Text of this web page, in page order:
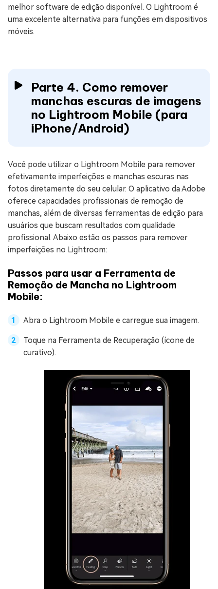
melhor software de edição disponível. O Lightroom é
uma excelente alternativa para funções em dispositivos
móveis.
Parte 4. Como remover
manchas escuras de imagens
no Lightroom Mobile (para
iPhone/Android)
Você pode utilizar o Lightroom Mobile para remover
efetivamente imperfeições e manchas escuras nas
fotos diretamente do seu celular. O aplicativo da Adobe
oferece capacidades profissionais de remoção de
manchas, além de diversas ferramentas de edição para
usuários que buscam resultados com qualidade
profissional. Abaixo estão os passos para remover
imperfeições no Lightroom:
Passos para usar a Ferramenta de
Remoção de Mancha no Lightroom
Mobile:
Abra o Lightroom Mobile e carregue sua imagem.
Toque na Ferramenta de Recuperação (ícone de
curativo).